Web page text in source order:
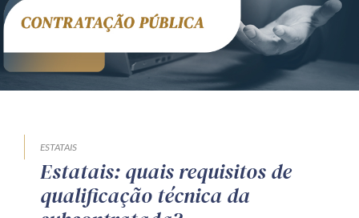
ESTATAIS
Estatais: quais requisitos de
qualificação técnica da